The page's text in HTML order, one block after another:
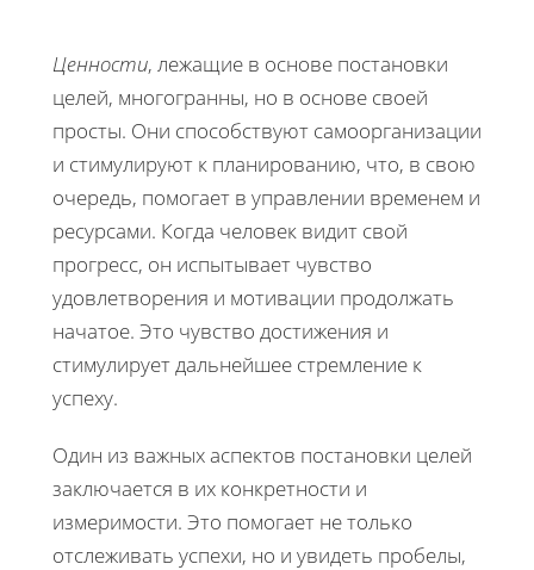
Ценности, лежащие в основе постановки
целей, многогранны, но в основе своей
просты. Они способствуют самоорганизации
и стимулируют к планированию, что, в свою
очередь, помогает в управлении временем и
ресурсами. Когда человек видит свой
прогресс, он испытывает чувство
удовлетворения и мотивации продолжать
начатое. Это чувство достижения и
стимулирует дальнейшее стремление к
успеху.
Один из важных аспектов постановки целей
заключается в их конкретности и
измеримости. Это помогает не только
отслеживать успехи, но и увидеть пробелы,